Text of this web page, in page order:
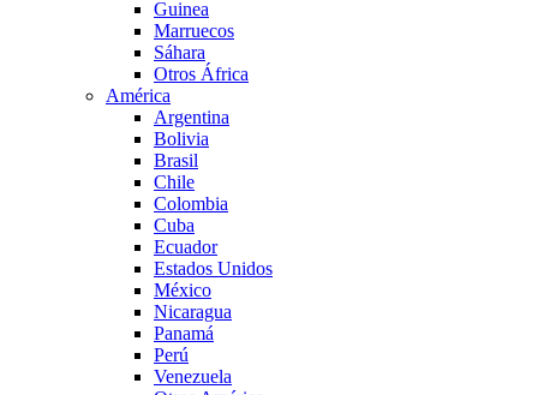
Guinea
Marruecos
Sáhara
Otros África
América
Argentina
Bolivia
Brasil
Chile
Colombia
Cuba
Ecuador
Estados Unidos
México
Nicaragua
Panamá
Perú
Venezuela